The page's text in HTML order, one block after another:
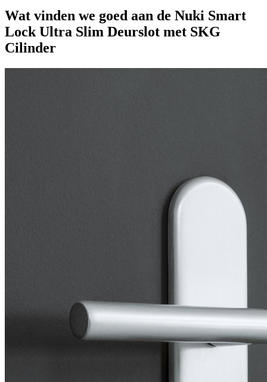
Wat vinden we goed aan de Nuki Smart
Lock Ultra Slim Deurslot met SKG
Cilinder